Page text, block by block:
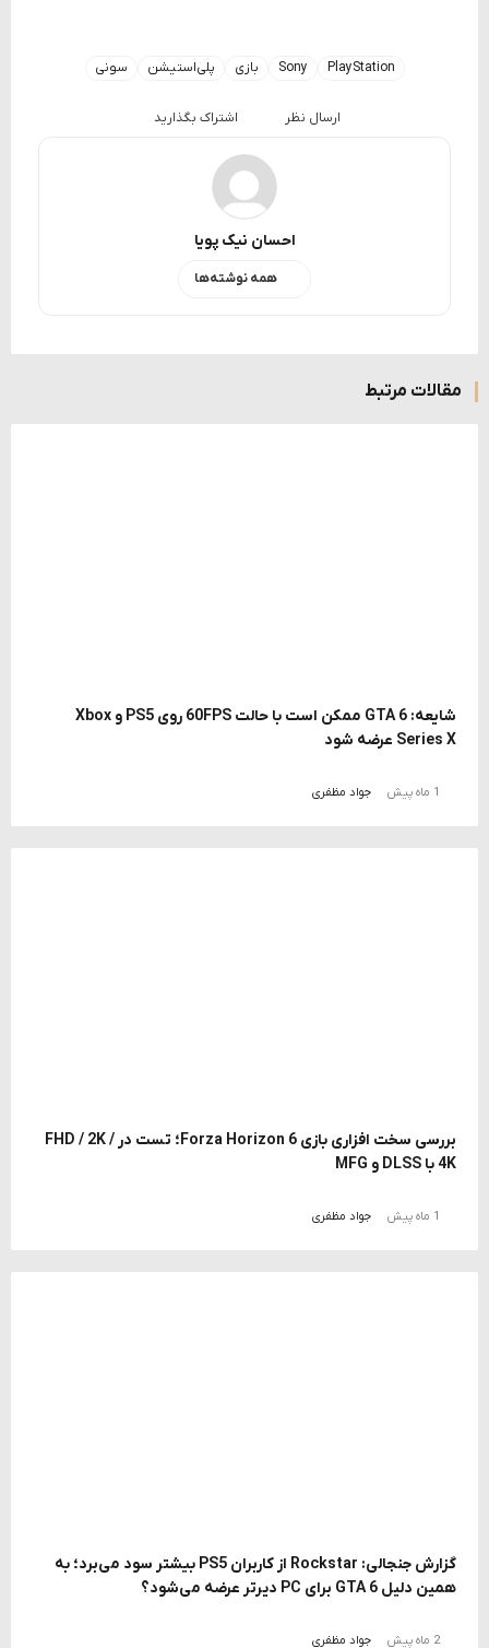
PlayStation
Sony بازی پلی‌استیشن سونی
ارسال نظر اشتراک بگذارید
احسان نیک پویا
همه نوشته‌ها
مقالات مرتبط
شایعه: GTA 6 ممکن است با حالت 60FPS روی PS5 و Xbox
Series X عرضه شود
1 ماه پیش جواد مظفری
بررسی سخت افزاری بازی Forza Horizon 6؛ تست در FHD / 2K /
4K با DLSS و MFG
1 ماه پیش جواد مظفری
گزارش جنجالی: Rockstar از کاربران PS5 بیشتر سود می‌برد؛ به
همین دلیل GTA 6 برای PC دیرتر عرضه می‌شود؟
2 ماه پیش جواد مظفری